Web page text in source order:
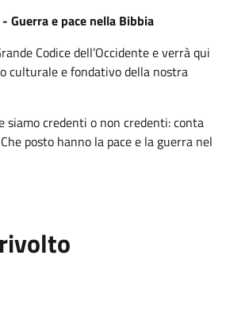
Guerra e pace nella Bibbia
Codice dell’Occidente e verrà qui
culturale e fondativo della nostra
siamo credenti o non credenti: conta
posto hanno la pace e la guerra nel